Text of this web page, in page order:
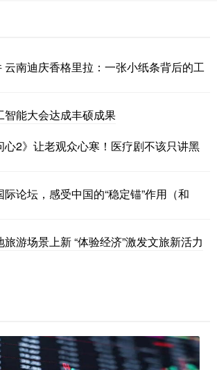
云南迪庆香格里拉：一张小纸条背后的工
智能大会达成丰硕成果
心2》让老观众心寒！医疗剧不该只讲黑
论坛，感受中国的“稳定锚”作用（和
游场景上新 “体验经济”激发文旅新活力